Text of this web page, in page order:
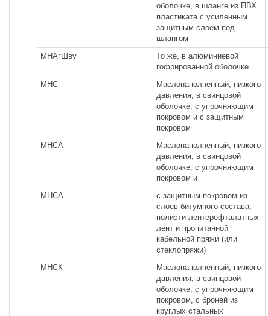
оболочке, в шланге из ПВХ
пластиката с усиленным
защитным слоем под
шлангом
МНАгШву
То же, в алюминиевой
гофрированной оболочке
МНС
Маслонаполненный, низкого
давления, в свинцовой
оболочке, с упрочняющим
покровом и с защитным
покровом
МНСА
Маслонаполненный, низкого
давления, в свинцовой
оболочке, с упрочняющим
покровом и
МНСА
с защитным покровом из
слоев битумного состава,
полиэти-лентерефталатных
лент и пропитанной
кабельной пряжи (или
стеклопряжи)
МНСК
Маслонаполненный, низкого
давления, в свинцовой
оболочке, с упрочняющим
покровом, с броней из
круглых стальных